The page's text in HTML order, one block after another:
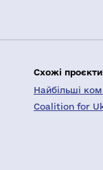
Схожі проєкти
Найбільші
Coalition for